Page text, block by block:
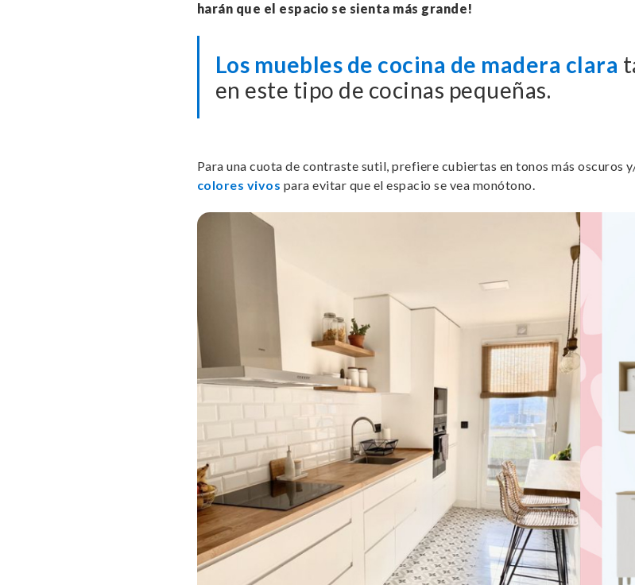
harán que el espacio se sienta más grande!
Los muebles de cocina de madera clara
en este tipo de cocinas pequeñas.
Para una cuota de contraste sutil, prefiere cubiertas en tonos más oscuros
colores vivos para evitar que el espacio se vea monótono.